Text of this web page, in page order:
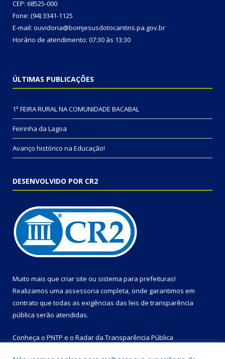
CEP: 68525-000
Fone: (94) 3341-1125
E-mail: ouvidoria@bomjesusdotocantins.pa.gov.br
Horário de atendimento: 07:30 às 13:30
ÚLTIMAS PUBLICAÇÕES
1ª FEIRA RURAL NA COMUNIDADE BACABAL
Feirinha da Lagoa
Avanço histórico na Educação!
DESENVOLVIDO POR CR2
Muito mais que criar site ou sistema para prefeituras!
Realizamos uma assessoria completa, onde garantimos em
contrato que todas as exigências das leis de transparência
pública serão atendidas.
Conheça o PNTP e o Radar da Transparência Pública